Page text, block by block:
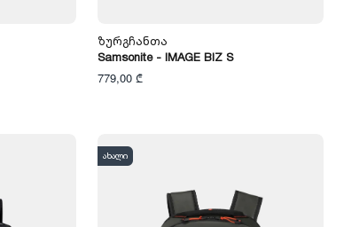
Ზურგჩანთა
Samsonite - IMAGE BIZ S
779,00 ₾
ახალი